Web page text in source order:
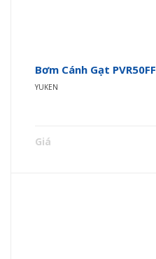
Bơm Cánh Gạt PVR50FF
YUKEN
Giá